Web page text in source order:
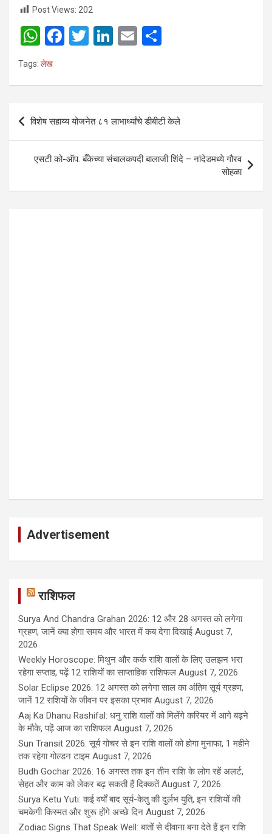
Post Views: 202
W
h
at
A
p
F
o
k
T
Li
n
E
Tags: लेख
Post
navigation
विशेष सहाय्य योजनेत ८१ लाभार्थ्यांचे डीबीटी केले
एसटी को-ऑप. बँकेच्या संचालकपदी बालाजी शिंदे – नांदेडमध्ये गौरव
सोहळा
Advertisement
राशिफल
Surya And Chandra Grahan 2026: 12 और 28 अगस्त को लगेगा
ग्रहण, जानें क्या होगा समय और भारत में कब देगा दिखाई August 7,
2026
Weekly Horoscope: मिथुन और कर्क राशि वालों के लिए उलझन भरा
रहेगा सप्ताह, पढ़ें 12 राशियों का साप्ताहिक राशिफल August 7, 2026
Solar Eclipse 2026: 12 अगस्त को लगेगा साल का अंतिम सूर्य ग्रहण,
जानें 12 राशियों के जीवन पर इसका प्रभाव August 7, 2026
Aaj Ka Dhanu Rashifal: धनु राशि वालों को मिलेंगे करियर में आगे बढ़ने
के मौके, पढ़ें आज का राशिफल August 7, 2026
Sun Transit 2026: सूर्य गोचर से इन राशि वालों को होगा मुनाफा, 1 महीने
तक रहेगा गोल्डन टाइम August 7, 2026
Budh Gochar 2026: 16 अगस्त तक इन तीन राशि के लोग रहें अलर्ट,
सेहत और काम को लेकर बढ़ सकती हैं दिक्कतें August 7, 2026
Surya Ketu Yuti: कई वर्षों बाद सूर्य-केतु की दुर्लभ युति, इन राशियों की
चमकेगी किस्मत और शुरू होंगे अच्छे दिन August 7, 2026
Zodiac Signs That Speak Well: बातों से दीवाना बना देते हैं इन राशि